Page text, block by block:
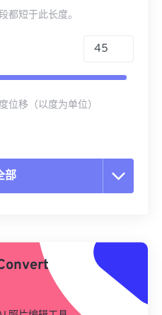
都短于此长度。
位移（以度为单位）
部